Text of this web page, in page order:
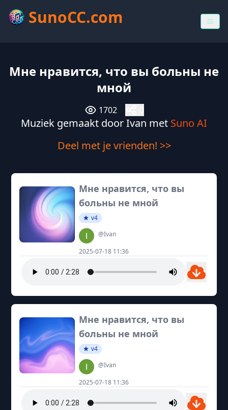
SunoCC.com
Мне нравится, что вы больны не
мной
1702
Muziek gemaakt door Ivan met Suno AI
Deel met je vrienden! >>
Мне нравится, что вы
больны не мной
v4
@Ivan
2025-07-18 11:36
Мне нравится, что вы
больны не мной
v4
@Ivan
2025-07-18 11:36